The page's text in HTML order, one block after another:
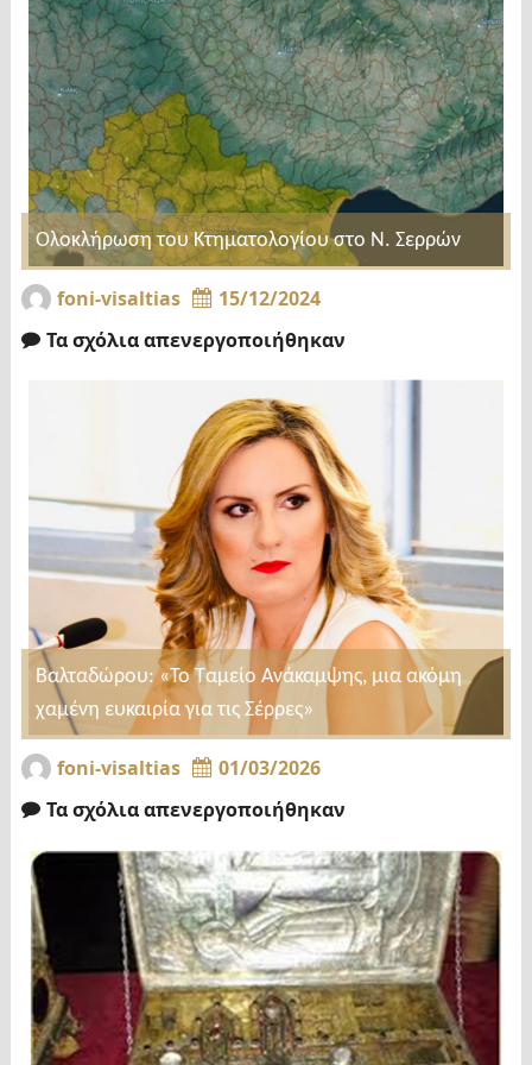
Ολοκλήρωση του Κτηματολογίου στο Ν. Σερρών
foni-visaltias
15/12/2024
Τα σχόλια απενεργοποιήθηκαν
Βαλταδώρου: «Το Ταμείο Ανάκαμψης, μια ακόμη
χαμένη ευκαιρία για τις Σέρρες»
foni-visaltias
01/03/2026
Τα σχόλια απενεργοποιήθηκαν